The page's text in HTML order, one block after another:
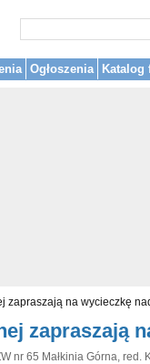
Ogłoszenia Katalog
zapraszają na wycieczkę
zapraszają
nr 65 Małkinia Górna, red.